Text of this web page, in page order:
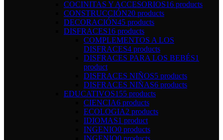
COCINITAS Y ACCESORIOS16 products
CONSTRUCCIÓN20 products
DECORACIÓN45 products
DISFRACES16 products
COMPLEMENTOS A LOS
DISFRACES4 products
DISFRACES PARA LOS BEBÉS1
product
DISFRACES NIÑOS5 products
DISFRACES NIÑAS6 products
EDUCATIVOS155 products
CIENCIA6 products
ECOLOGIA2 products
IDIOMAS1 product
INGENIO0 products